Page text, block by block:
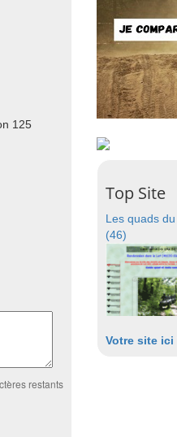
125
restants
Top Site
Les quads
(46)
Votre site ici